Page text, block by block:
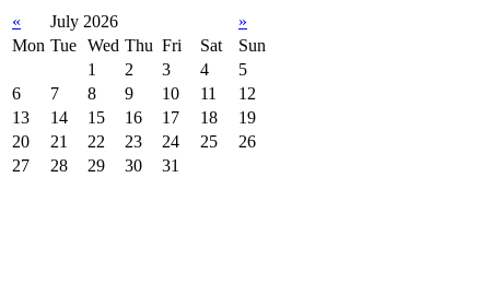
« July 2026
»
Mon Tue Wed Thu Fri Sat
Sun
1
2 3 4
5
6
7 8 9 10 11
12
13
14 15 16 17 18
19
20
21 22 23 24 25
26
27
28 29 30 31